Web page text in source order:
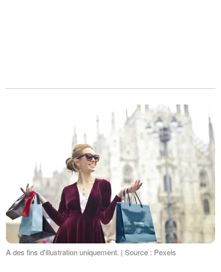
A des fins d'illustration uniquement. | Source : Pexels